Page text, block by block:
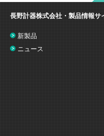
長野計器株式会社・製品情報サ
新製品
ニュース